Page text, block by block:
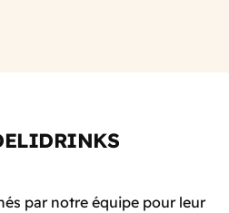
par notre équipe pour leur